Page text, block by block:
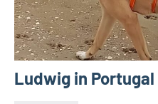
Ludwig in Portugal